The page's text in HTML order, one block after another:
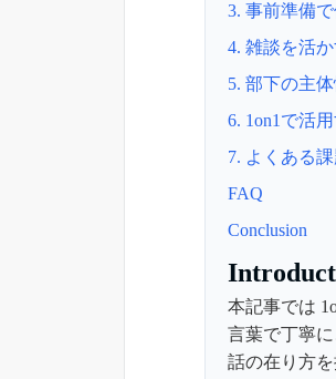
3. 事前準備
4. 雑談を活
5. 部下の主
6. 1on1で活
7. よくある
FAQ
Conclusion
本記事では
言葉で丁寧
話の在り方